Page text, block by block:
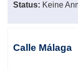
Status: Keine
Calle Málaga